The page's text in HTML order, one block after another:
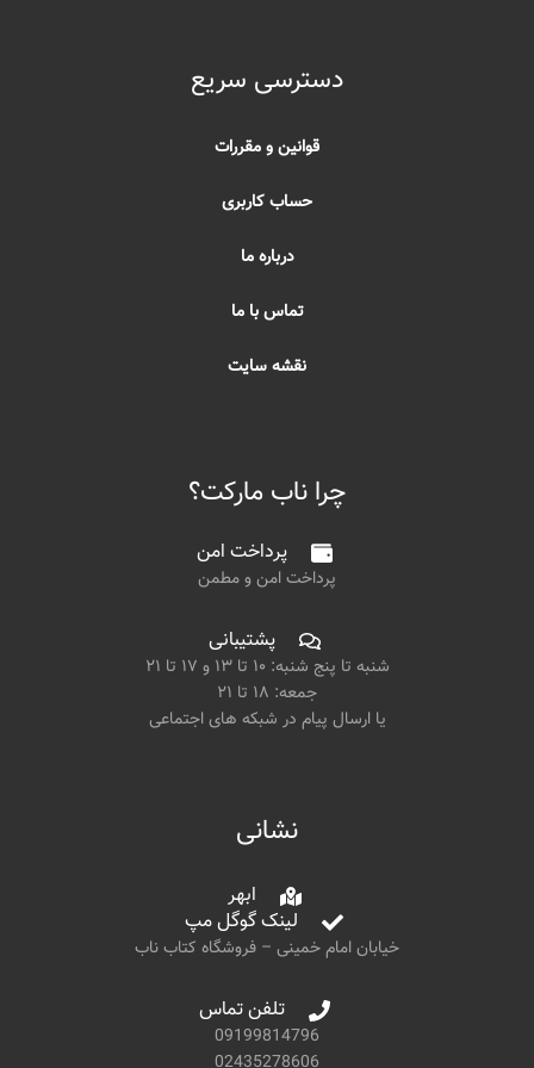
دسترسی سریع
قوانین و مقررات
حساب کاربری
درباره ما
تماس با ما
نقشه سایت
چرا ناب مارکت؟
پرداخت امن
پرداخت امن و مطمن
پشتیبانی
شنبه تا پنج شنبه: ۱۰ تا ۱۳ و ۱۷ تا ۲۱
جمعه: ۱۸ تا ۲۱
یا ارسال پیام در شبکه های اجتماعی
نشانی
ابهر
لینک گوگل مپ
خیابان امام خمینی – فروشگاه کتاب ناب
تلفن تماس
09199814796
02435278606